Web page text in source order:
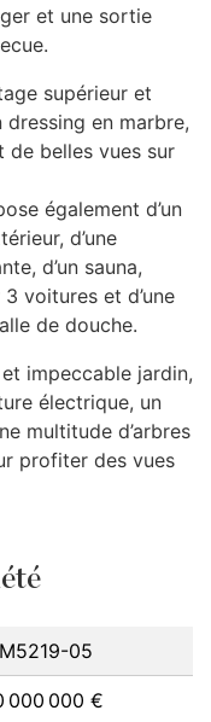
et une sortie
supérieur et
en marbre,
de belles vues sur
également d’un
d’une
d’un sauna,
3 voitures et d’une
de douche.
impeccable jardin,
électrique, un
multitude d’arbres
profiter des vues
05
000 000 €